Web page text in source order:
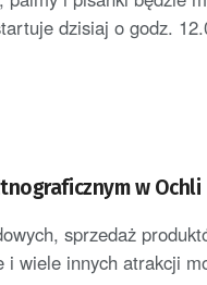
dzisiaj o godz.
w Ochli
sprzedaż
i wiele innych atrakcji